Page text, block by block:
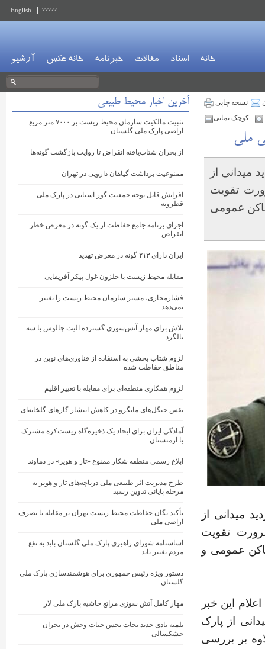
?????
English
خانه اسناد مقالات خبرنامه خانه عکس آرشیو
نسخه چاپی
کوچک نمایی
ملی
میدانی از
تقویت
عمومی
میدانی از
تقویت
عمومی و
این خبر
از پارک‌
بر بررسی
آخرین اخبار محیط طبیعی
تثبیت مالکیت سازمان محیط زیست بر ۷۰۰۰ متر مربع
اراضی پارک ملی گلستان
از بحران شتاب‌یافته انقراض تا روایت بازگشت گونه‌ها
ممنوعیت برداشت گیاهان دارویی در تهران
افزایش قابل توجه جمعیت گور آسیایی در پارک ملی
قطرویه
اجرای برنامه جامع حفاظت از یک گونه در معرض خطر
انقراض
ایران دارای ۲۱۳ گونه در معرض تهدید
مقابله محیط زیست با حلزون غول پیکر آفریقایی
فشارمجازی، مسیر سازمان محیط زیست را تغییر
نمی‌دهد
تلاش برای مهار آتش‌سوزی گسترده الیت چالوس با سه
بالگرد
لزوم شتاب بخشی به استفاده از فناوری‌های نوین در
مناطق حفاظت شده
لزوم همکاری منطقه‌ای برای مقابله با تغییر اقلیم
نقش جنگل‌های مانگرو در کاهش انتشار گازهای گلخانه‌ای
آمادگی ایران برای ایجاد یک ذخیره‌گاه زیست‌کره مشترک
با ارمنستان
ابلاغ رسمی منطقه شکار ممنوع «تار و هویر» در دماوند
طرح مدیریت اثر طبیعی ملی دریاچه‌های تار و هویر به
مرحله پایانی تدوین رسید
تأکید یگان حفاظت محیط زیست تهران بر مقابله با تصرف
اراضی ملی
اساسنامه شورای راهبری پارک ملی گلستان باید به نفع
مردم تغییر یابد
دستور ویژه رئیس جمهوری برای هوشمندسازی پارک ملی
گلستان
مهار کامل آتش ‌سوزی مراتع حاشیه پارک ملی لار
تلمبه بادی جدید نجات‌ بخش حیات وحش در بحران
خشکسالی